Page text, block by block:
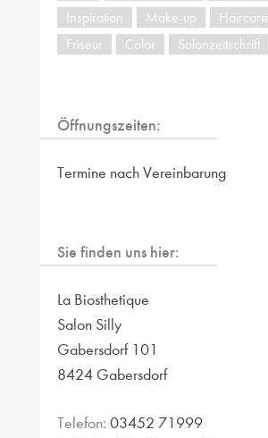
Inspiration
Make-up Haircare
Friseur
Color Salonzeitschrift
Öffnungszeiten:
Termine nach Vereinbarung
Sie finden uns hier:
La Biosthetique
Salon Silly
Gabersdorf 101
8424 Gabersdorf
Telefon: 03452 71999